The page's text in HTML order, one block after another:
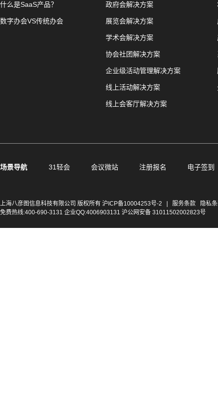
什么是SaaS产品？
数字办会VS传统办会
政府会解决方案
展览会解决方案
学术会解决方案
协会社团解决方案
企业级活动管理解决方案
线上活动解决方案
线上会客厅解决方案
场景导航 31轻会 会议微站 注册报名 电子签到
上海八彦图信息科技有限公司 版权所有 沪ICP备10004253号-2 服务条款
隐私
免费热线:400-690-3131 企业QQ:4006903131 沪公网安备 31011502002823号